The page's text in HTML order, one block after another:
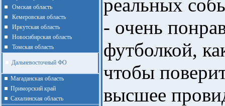
Омская область
Кемеровская область
Иркутская область
Новосибирская область
Томская область
Дальневосточный ФО
Магаданская область
Приморский край
Cахалинская область
реальных
- очень
футболкой,
чтобы
высшее